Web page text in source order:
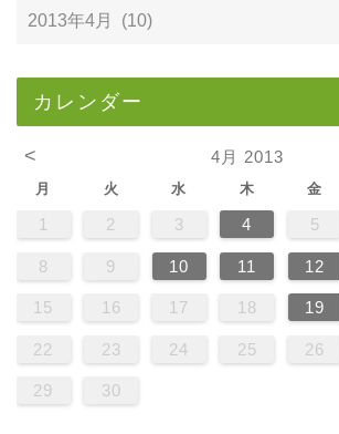
カレンダー
< 4月 2013
月 火 水 木 金
1 2 3 4 5
8 9 10 11 12
15 16 17 18 19
22 23 24 25 26
29 30